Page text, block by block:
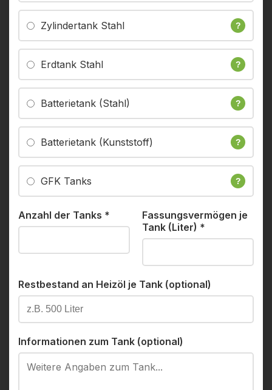
Zylindertank Stahl ?
Erdtank Stahl ?
Batterietank (Stahl) ?
Batterietank (Kunststoff) ?
GFK Tanks ?
Anzahl der Tanks *
Fassungsvermögen je
Tank (Liter) *
Restbestand an Heizöl je Tank (optional)
Informationen zum Tank (optional)